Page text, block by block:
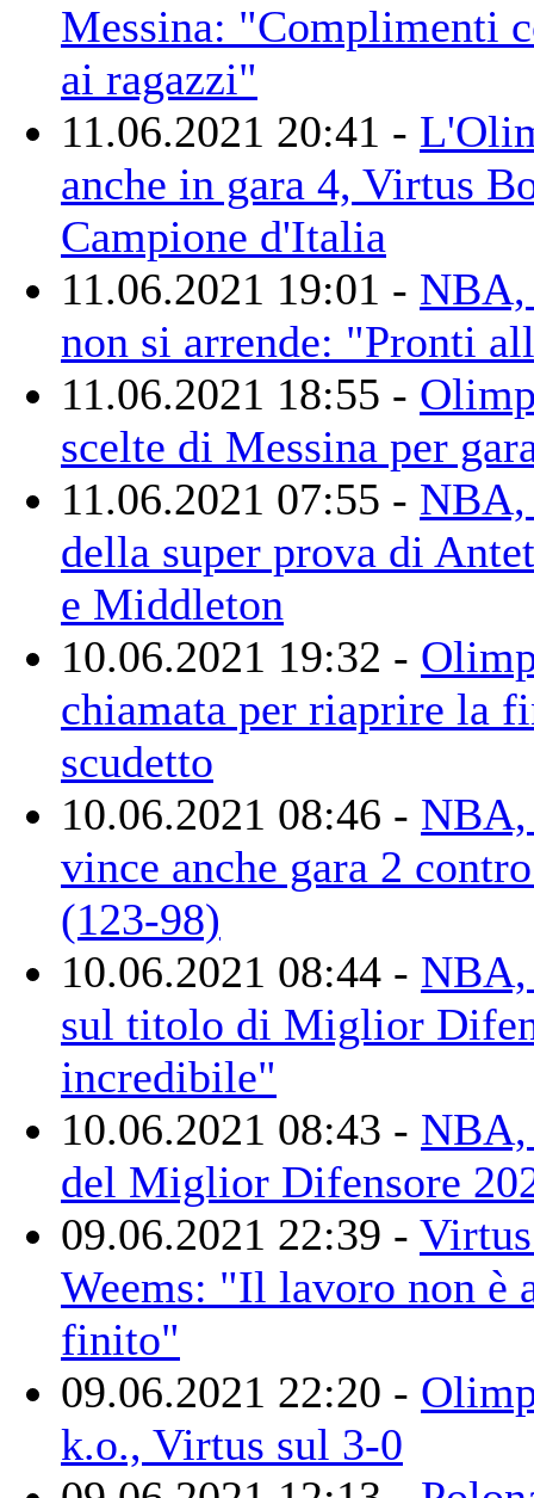
Messina: "Complimenti
ai ragazzi"
11.06.2021 20:41 -
anche in gara 4, Virtus
Campione d'Italia
11.06.2021 19:01 - NBA,
non si arrende: "Pronti
11.06.2021 18:55 -
scelte di Messina per
11.06.2021 07:55 -
della super prova di
e Middleton
10.06.2021 19:32 -
chiamata per riaprire la
scudetto
10.06.2021 08:46 - NBA,
vince anche gara 2
(123-98)
10.06.2021 08:44 - NBA,
sul titolo di Miglior
incredibile"
10.06.2021 08:43 -
del Miglior Difensore
09.06.2021 22:39 -
Weems: "Il lavoro non è
finito"
09.06.2021 22:20 -
k.o., Virtus sul 3-0